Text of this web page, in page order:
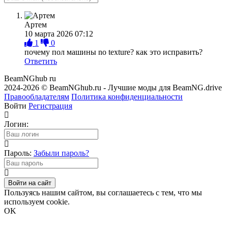
Артем
10 марта 2026 07:12
1
0
почему пол машины no texture? как это исправить?
Ответить
BeamNGhub ru
2024-2026 © BeamNGhub.ru - Лучшие моды для BeamNG.drive
Правообладателям Политика конфиденциальности
Войти Регистрация
Логин:
Пароль: Забыли пароль?
Войти на сайт
Пользуясь нашим сайтом, вы соглашаетесь с тем, что мы
используем cookie.
OK